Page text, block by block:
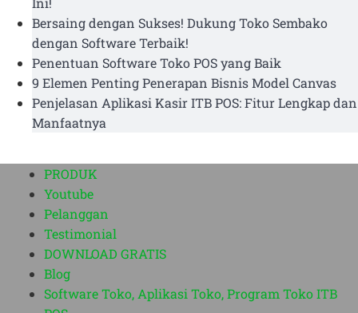
Bersaing dengan Sukses! Dukung Toko Sembako
dengan Software Terbaik!
Penentuan Software Toko POS yang Baik
9 Elemen Penting Penerapan Bisnis Model Canvas
Penjelasan Aplikasi Kasir ITB POS: Fitur Lengkap dan
Manfaatnya
PRODUK
Youtube
Pelanggan
Testimonial
DOWNLOAD GRATIS
Blog
Software Toko, Aplikasi Toko, Program Toko ITB